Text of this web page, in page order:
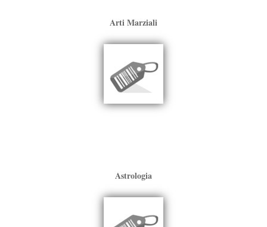
Arti Marziali
Astrologia